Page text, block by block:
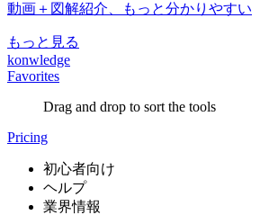
動画＋図解紹介、もっと分かりやすい
もっと見る
konwledge
Favorites
Drag and drop to sort the tools
Pricing
初心者向け
ヘルプ
業界情報